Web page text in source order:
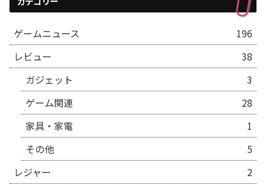
ゲームニュース
196
レビュー
38
ガジェット
3
ゲーム関連
28
家具・家電
1
その他
5
レジャー
2